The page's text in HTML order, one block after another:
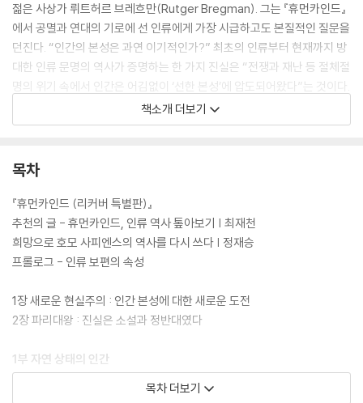
젊은 사상가 뤼트허르 브레흐만(Rutger Bregman). 그는 『휴먼카인드』
에서 공멸과 연대의 기로에 선 인류에게 가장 시급하고도 본질적인 질문을
던진다. “인간의 본성은 과연 이기적인가?” 최초의 인류부터 현재까지 방
대한 인류 문명의 역사가 증명하는 한 가지 진실은 “전쟁과 재난 등 절체절
명의 위기 속에서 인간은 어김없이 ‘선한 본성’에 압도되어왔다”는 것이다.
[도서] 모럴 앰비션 : 이기적 야망의 종말
- 팀 하포드|경제학자, 『경제학 콘서트』 저자
선한 인간 본성이 만들어낸 새로운 야망 ‘모럴 앰비션’
『휴먼카인드』 뤼트허르 브레흐만의 세상을 향한 뜨거운 제언
**최재천, 스티븐 핑커, 요한 하리 추천**
**2025 아마존 오더블 올해의 책**
인간의 편견을 깨뜨린 『휴먼카인드』의 저자 뤼트허르 브레흐만이 신간
『모럴 앰비션』으로 돌아왔다. 냉소와 경쟁이 당연한 시대에 ‘인간의 선한
본성’을 발굴해냈던 그가 이제 한 걸음 더 나아가 더 뜨겁고 현실적인 질문
책소개 더보기
목차
『휴먼카인드 (리커버 특별판)』
추천의 글 - 휴먼카인드, 인류 역사 톺아보기 | 최재천
희망으로 호모 사피엔스의 역사를 다시 쓰다 | 정재승
프롤로그 - 인류 보편의 속성
1장 새로운 현실주의 : 인간 본성에 대한 새로운 도전
2장 파리대왕 : 진실은 소설과 정반대였다
1부 자연 상태의 인간
3장 호모 퍼피 : 가장 우호적인 존재의 탄생
4장 사격을 거부하는 병사들 : 전쟁은 본능이 아니다
목차 더보기